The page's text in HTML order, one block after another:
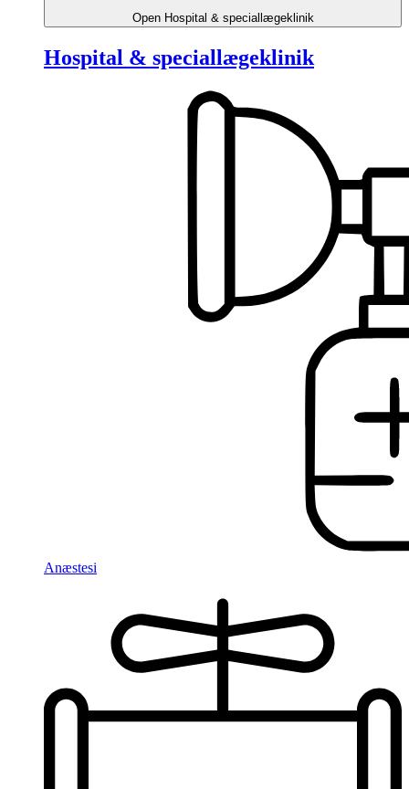
Open Hospital & speciallægeklinik
Hospital & speciallægeklinik
Anæstesi